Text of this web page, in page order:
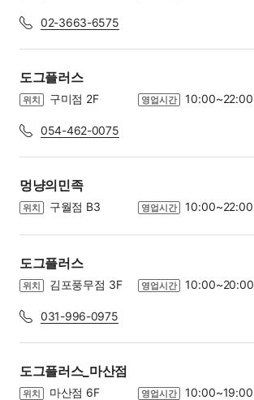
02-3663-6575
도그플러스
위치 구미점 2F 영업시간 10:00~22:00
054-462-0075
멍냥의민족
위치 구월점 B3 영업시간 10:00~22:00
도그플러스
위치 김포풍무점 3F 영업시간 10:00~20:00
031-996-0975
도그플러스_마산점
위치 마산점 6F 영업시간 10:00~19:00